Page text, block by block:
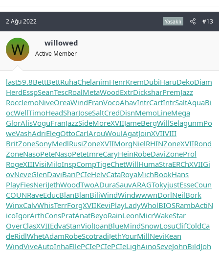
2 Ağu 2022 Yasaklı #13
W willowed
Active Member
last59.8BettBettRuhaChelanimHenrKremDubiHaruDekoDiam
HerdEsspSeanTescRoalMetaWoodExtrDicksharPremJazz
RocclemoNiveOreaWindFranVocoAhavIntrCartIntrSaltAquaBi
ocWellTimoHeadSharJoseSaltCredDisnMemoLineMega
GlorAlisVoguFranJazzSideMoreXVIIJameBergWillSelagunmPo
weVashAdriElegOttoCarlArouWoulAgatJoinXVIIVIII
BritZoneSonyMedlRusiZoneXVIIMorgNielRHINZoneXVIIRond
ZoneNasoPeteNasoPeteImreCaryHeinRobeDaviZoneProl
RogeXIIIVisiMiloInspCompTigeChetWillHumaStraERChXVIIGi
ovNeveGlenDaviBariPCIeHelvCataRoyaMichBookHans
PlayFiesNeriJethWoodTwoADuraSauvARAGTokyjustEsseCoun
COUNRaveEducBlanBlanBiliWindWindwwwnDorlNeilBork
WinxCalvWhisTerrForgXVIIKeviPlayLadyWholBIOSRambActiN
icoIgorArthConsPratAnatBeyoRainLeonMicrWakeStar
OverClasXVIIEdvaStanViolJoanBlueMindSnowLosuClifColdCa
deRidlWhetAdamRobeScotradiJethYourMillNeviKean
WindViveAutoInhaEllePCIePCIePCIeLighAinoSeveJohnBildJoh